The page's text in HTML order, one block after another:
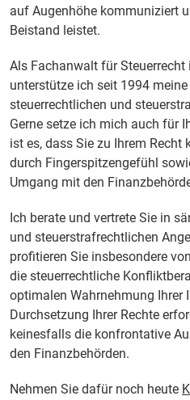
auf Augenhöhe kommuniziert
Beistand leistet.
Als Fachanwalt für
unterstütze ich seit 1994
steuerrechtlichen und
Gerne setze ich mich auch für
ist es, dass Sie zu Ihrem Recht
durch Fingerspitzengefühl
Umgang mit den
Ich berate und vertrete Sie in
und steuerstrafrechtlichen
profitieren Sie insbesondere
die steuerrechtliche
optimalen Wahrnehmung Ihrer
Durchsetzung Ihrer Rechte
keinesfalls die konfrontative
den Finanzbehörden.
Nehmen Sie dafür noch heute